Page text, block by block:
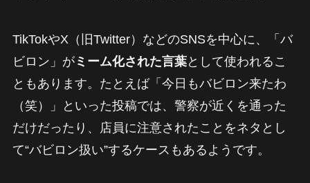
TikTokやX（旧Twitter）などのSNSを中心に、「バ
ビロン」がミーム化された言葉として使われるこ
ともあります。たとえば「今日もバビロン来たわ
（笑）」といった投稿では、警察が近くを通った
だけだったり、店員に注意されたことをネタとし
て“バビロン扱い”するケースもあるようです。